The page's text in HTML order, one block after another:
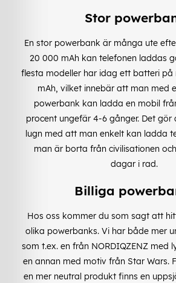
Stor
En stor powerbank är många ute
20 000 mAh kan telefonen laddas
flesta modeller har idag ett batteri på
mAh, vilket innebär att man med
powerbank kan ladda en mobil
procent ungefär 4-6 gånger. Det
lugn med att man enkelt kan ladda
man är borta från civilisationen
dagar i rad.
Billiga
Hos oss kommer du som sagt att
olika powerbanks. Vi har både mer
som t.ex. en från NORDIQZENZ med
en annan med motiv från Star Wars.
en mer neutral produkt finns en